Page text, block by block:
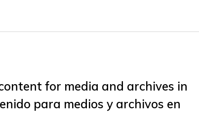
for media and archives in
para medios y archivos en